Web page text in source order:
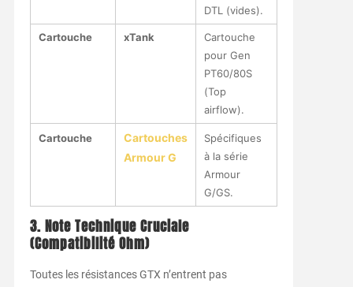
DTL (vides).
Cartouche xTank
Cartouche
pour Gen
PT60/80S
(Top
airflow).
Cartouche
Cartouches
Armour G
Spécifiques
à la série
Armour
G/GS.
3. Note Technique Cruciale
(Compatibilité Ohm)
Toutes les résistances GTX n’entrent pas